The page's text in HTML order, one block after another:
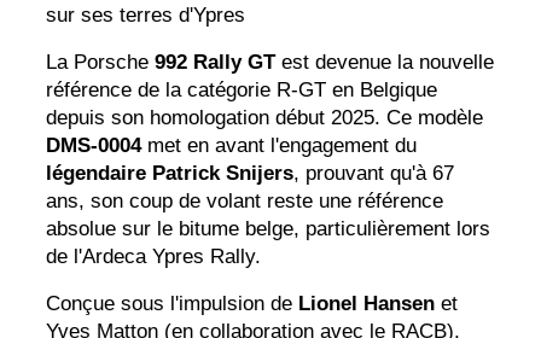
sur ses terres d'Ypres
La Porsche992 Rally GTest devenue la nouvelle
référence de la catégorie R-GT en Belgique
depuis son homologation début 2025. Ce modèle
DMS-0004met en avant l'engagement du
légendaire Patrick Snijers, prouvant qu'à 67
ans, son coup de volant reste une référence
absolue sur le bitume belge, particulièrement lors
de l'Ardeca Ypres Rally.
Conçue sous l'impulsion de Lionel Hansen et
Yves Matton (en collaboration avec le RACB),